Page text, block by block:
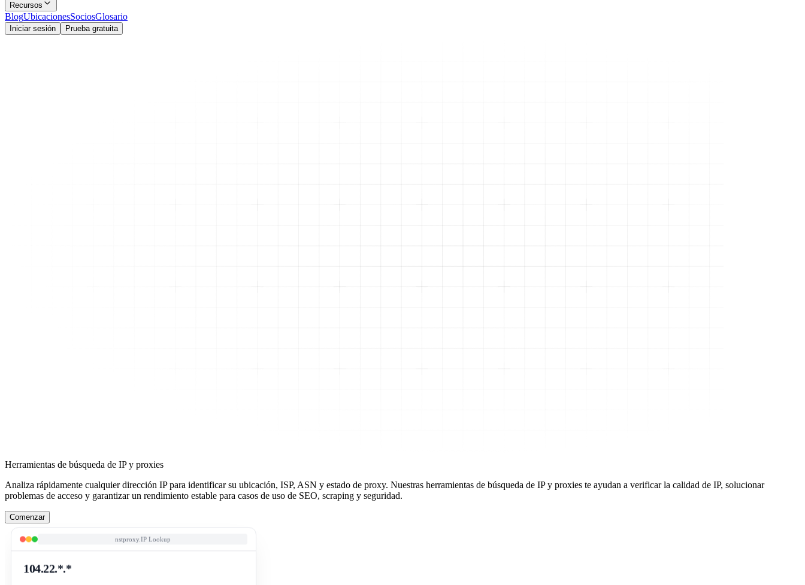
Recursos
BlogUbicacionesSociosGlosario
Iniciar sesión Prueba gratuita
Herramientas de búsqueda de IP y proxies
Analiza rápidamente cualquier dirección IP para identificar su ubicación, ISP, ASN y estado de proxy. Nuestras herramientas de búsqueda de IP y proxies te ayudan a verificar la calidad de IP, solucionar
problemas de acceso y garantizar un rendimiento estable para casos de uso de SEO, scraping y seguridad.
Comenzar
nstproxy.IP Lookup
104.22.*.*